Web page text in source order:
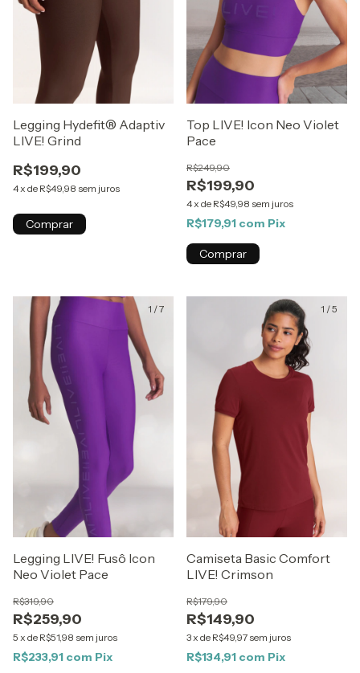
Legging Hydefit® Adaptiv
LIVE! Grind
R$199,90
4x de R$49,98 sem juros
Comprar
Top LIVE! Icon Neo Violet
Pace
R$199,90
R$249,90
4x de R$49,98 sem juros
R$179,91 com Pix
Comprar
1 /7
Legging LIVE! Fusô Icon
Neo Violet Pace
R$259,90
R$319,90
5 x de R$51,98 sem juros
R$233,91 com Pix
1 /5
Camiseta Basic Comfort
LIVE! Crimson
R$149,90
R$179,90
3x de R$49,97 sem juros
R$134,91 com Pix